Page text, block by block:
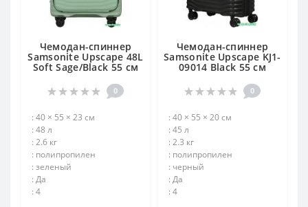
Чемодан-спиннер
Samsonite Upscape 48L
Soft Sage/Black 55 см
0
: 40 × 55 × 23 см
: 48 л
: 2.6 кг
: полипропилен
: зеленый
: Да
: 4
Чемодан-спиннер
Samsonite Upscape KJ1-
09014 Black 55 см
0
: 40 × 55 × 20 см
: 45 л
: 2.3 кг
: полипропилен
: черный
: Да
: 4